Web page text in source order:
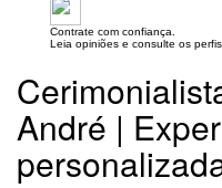
Contrate com confiança.
Leia opiniões e consulte os
André |